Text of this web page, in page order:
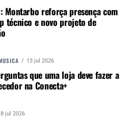
prático e com
acompanhando a
em modeladores
podem ser vistos no
M&M
empenhada em
Montarbo reforça presença com
técnico e novo projeto de
13 jul 2026
que uma loja deve fazer a
na Conecta+
8 jul 2026